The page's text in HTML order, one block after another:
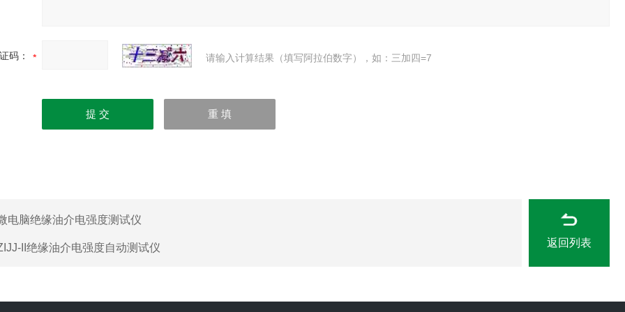
码： 请输入计算结果（填写阿拉伯数字），如：三加四=7
电脑绝缘油介电强度测试仪
II绝缘油介电强度自动测试仪 返回列表